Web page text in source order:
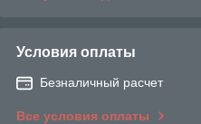
Условия оплаты
Безналичный расчет
Все условия оплаты